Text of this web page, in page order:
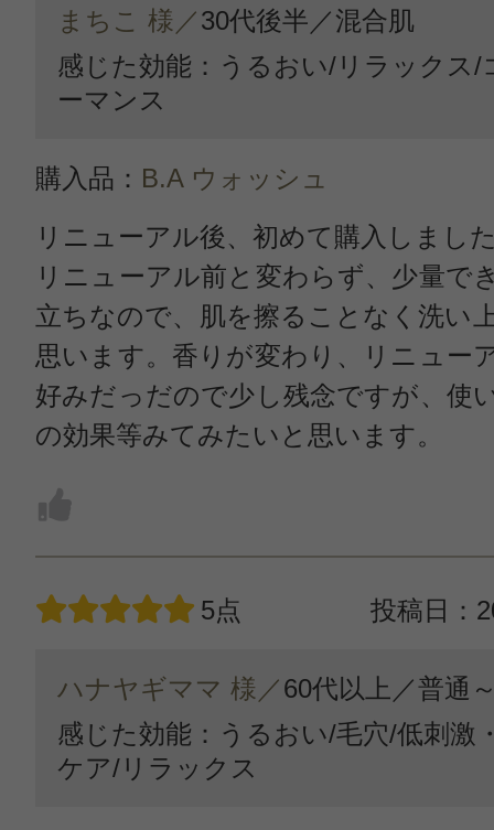
まちこ 様／30代後半／混合肌
感じた効能：うるおい/リラックス/
ーマンス
購入品： B.A ウォッシュ
リニューアル後、初めて購入しまし
リニューアル前と変わらず、少量で
立ちなので、肌を擦ることなく洗い
思います。香りが変わり、リニュー
好みだっだので少し残念ですが、使
の効果等みてみたいと思います。
5点 投稿日：
ハナヤギママ 様／60代以上／普通
感じた効能：うるおい/毛穴/低刺激
ケア/リラックス